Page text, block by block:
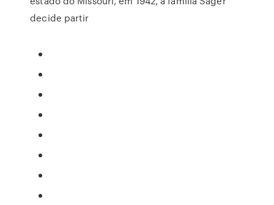
decide partir